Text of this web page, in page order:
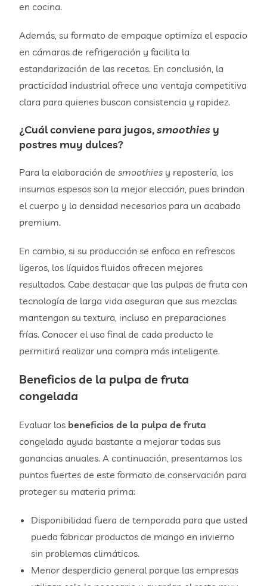
en cocina.
Además, su formato de empaque optimiza el espacio
en cámaras de refrigeración y facilita la
estandarización de las recetas. En conclusión, la
practicidad industrial ofrece una ventaja competitiva
clara para quienes buscan consistencia y rapidez.
¿Cuál conviene para jugos,smoothies y
postres muy dulces?
Para la elaboración desmoothies y repostería, los
insumos espesos son la mejor elección, pues brindan
el cuerpo y la densidad necesarios para un acabado
premium.
En cambio, si su producción se enfoca en refrescos
ligeros, los líquidos fluidos ofrecen mejores
resultados. Cabe destacar que las pulpas de fruta con
tecnología de larga vida aseguran que sus mezclas
mantengan su textura, incluso en preparaciones
frías. Conocer el uso final de cada producto le
permitirá realizar una compra más inteligente.
Beneficios de la pulpa de fruta
congelada
Evaluar los beneficios de la pulpa de fruta
congelada ayuda bastante a mejorar todas sus
ganancias anuales. A continuación, presentamos los
puntos fuertes de este formato de conservación para
proteger su materia prima:
Disponibilidad fuera de temporada para que usted
pueda fabricar productos de mango en invierno
sin problemas climáticos.
Menor desperdicio general porque las empresas